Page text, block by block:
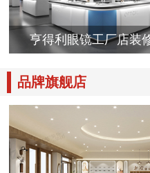
亨得利眼镜工厂店装
品牌旗舰店